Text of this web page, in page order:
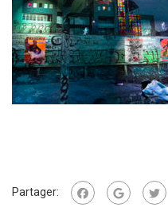
Partager: